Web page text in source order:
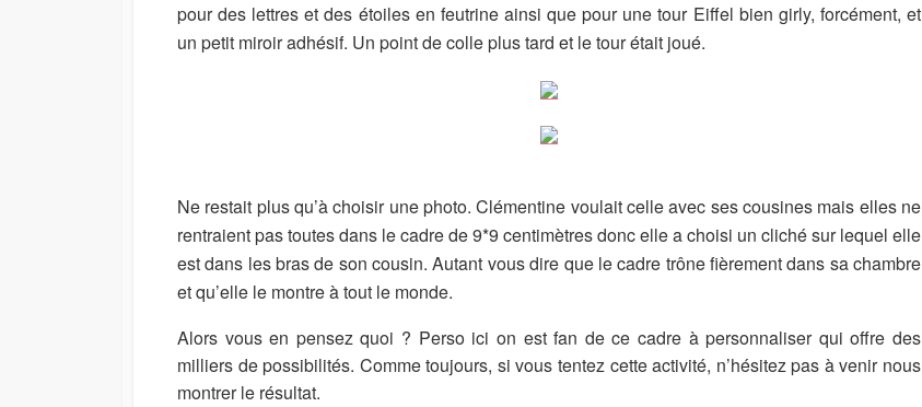
pour des lettres et des étoiles en feutrine ainsi que pour une tour Eiffel bien girly, forcément, et
un petit miroir adhésif. Un point de colle plus tard et le tour était joué.
Ne restait plus qu’à choisir une photo. Clémentine voulait celle avec ses cousines mais elles ne
rentraient pas toutes dans le cadre de 9*9 centimètres donc elle a choisi un cliché sur lequel elle
est dans les bras de son cousin. Autant vous dire que le cadre trône fièrement dans sa chambre
et qu’elle le montre à tout le monde.
Alors vous en pensez quoi ? Perso ici on est fan de ce cadre à personnaliser qui offre des
milliers de possibilités. Comme toujours, si vous tentez cette activité, n’hésitez pas à venir nous
montrer le résultat.